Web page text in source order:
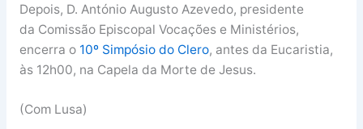
Depois, D. António Augusto Azevedo, presidente
da Comissão Episcopal Vocações e Ministérios,
encerra o 10º Simpósio do Clero, antes da Eucaristia,
às 12h00, na Capela da Morte de Jesus.
(Com Lusa)